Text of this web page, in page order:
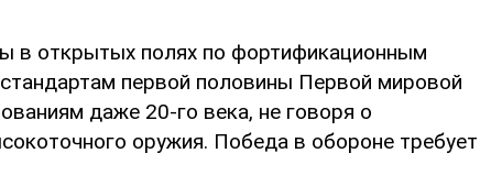
в открытых полях по фортификационным
первой половины Первой мировой
даже 20-го века, не говоря о
оружия. Победа в обороне требует